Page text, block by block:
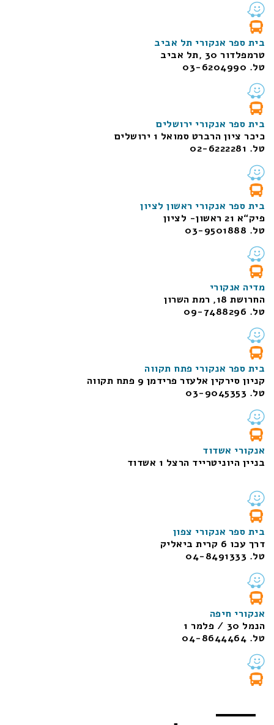
בית ספר אנקורי תל אביב
טרמפלדור 30 ,תל אביב
טל. 03-6204990
בית ספר אנקורי ירושלים
כיכר ציון הרברט סמואל 1
ירושלים
טל. 02-6222281
בית ספר אנקורי ראשון לציון
פיק“א 21 ראשון- לציון
טל. 03-9501888
מדיה אנקורי
החרושת 18, רמת השרון
טל. 09-7488296
בית ספר אנקורי פתח תקווה
קניון סירקין אלעזר פרידמן 9 פתח תקווה
טל. 03-9045353
אנקורי אשדוד
בניין היוניטרייד הרצל 1 אשדוד
בית ספר אנקורי צפון
דרך עכו 6 קרית ביאליק
טל. 04-8491333
אנקורי חיפה
הנמל 30 / פלמר 1
טל. 04-8644464